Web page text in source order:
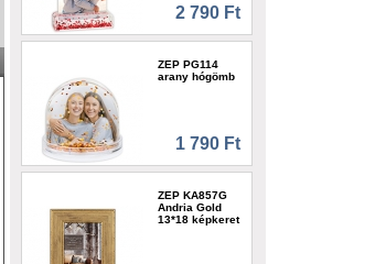
2 790 Ft
ZEP PG114
arany hógömb
1 790 Ft
ZEP KA857G
Andria Gold
13*18 képkeret